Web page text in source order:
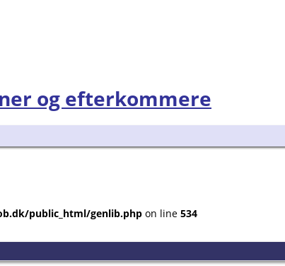
og efterkommere
public_html/genlib.php on line 534